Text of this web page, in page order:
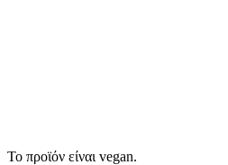
Το προϊόν είναι vegan.